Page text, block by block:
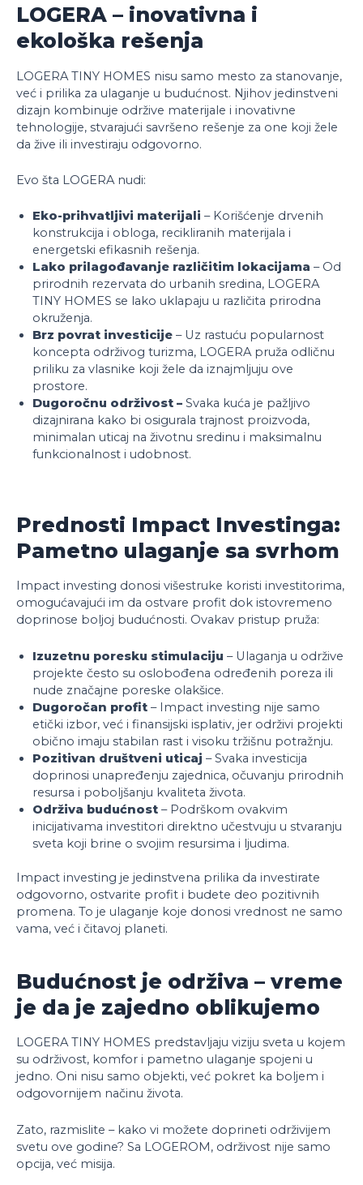
LOGERA – inovativna i
ekološka rešenja
LOGERA TINY HOMES nisu samo mesto za stanovanje,
već i prilika za ulaganje u budućnost. Njihov jedinstveni
dizajn kombinuje održive materijale i inovativne
tehnologije, stvarajući savršeno rešenje za one koji žele
da žive ili investiraju odgovorno.
Evo šta LOGERA nudi:
Eko-prihvatljivi materijali – Korišćenje drvenih
konstrukcija i obloga, recikliranih materijala i
energetski efikasnih rešenja.
Lako prilagođavanje različitim lokacijama – Od
prirodnih rezervata do urbanih sredina, LOGERA
TINY HOMES se lako uklapaju u različita prirodna
okruženja.
Brz povrat investicije – Uz rastuću popularnost
koncepta održivog turizma, LOGERA pruža odličnu
priliku za vlasnike koji žele da iznajmljuju ove
prostore.
Dugoročnu održivost – Svaka kuća je pažljivo
dizajnirana kako bi osigurala trajnost proizvoda,
minimalan uticaj na životnu sredinu i maksimalnu
funkcionalnost i udobnost.
Prednosti Impact Investinga:
Pametno ulaganje sa svrhom
Impact investing donosi višestruke koristi investitorima,
omogućavajući im da ostvare profit dok istovremeno
doprinose boljoj budućnosti. Ovakav pristup pruža:
Izuzetnu poresku stimulaciju – Ulaganja u održive
projekte često su oslobođena određenih poreza ili
nude značajne poreske olakšice.
Dugoročan profit – Impact investing nije samo
etički izbor, već i finansijski isplativ, jer održivi projekti
obično imaju stabilan rast i visoku tržišnu potražnju.
Pozitivan društveni uticaj – Svaka investicija
doprinosi unapređenju zajednica, očuvanju prirodnih
resursa i poboljšanju kvaliteta života.
Održiva budućnost – Podrškom ovakvim
inicijativama investitori direktno učestvuju u stvaranju
sveta koji brine o svojim resursima i ljudima.
Impact investing je jedinstvena prilika da investirate
odgovorno, ostvarite profit i budete deo pozitivnih
promena. To je ulaganje koje donosi vrednost ne samo
vama, već i čitavoj planeti.
Budućnost je održiva – vreme
je da je zajedno oblikujemo
LOGERA TINY HOMES predstavljaju viziju sveta u kojem
su održivost, komfor i pametno ulaganje spojeni u
jedno. Oni nisu samo objekti, već pokret ka boljem i
odgovornijem načinu života.
Zato, razmislite – kako vi možete doprineti održivijem
svetu ove godine? Sa LOGEROM, održivost nije samo
opcija, već misija.